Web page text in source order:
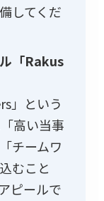
してくだ
「Rakus
」という
高い当事
チームワ
むこと
ピールで